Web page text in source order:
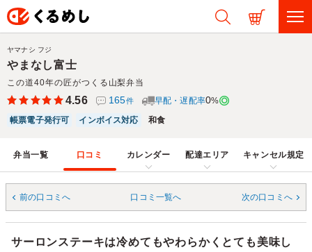
やまなし富士
この道40年の匠がつくる山梨弁当
ヤマナシ フジ
4.56 165件 早配・遅配率0%
帳票電子発行可
インボイス対応 和食
弁当一覧 口コミ カレンダー 配達エリア キャンセル規定
前の口コミへ 口コミ一覧へ 次の口コミへ
サーロンステーキは冷めてもやわらかくとても美味し